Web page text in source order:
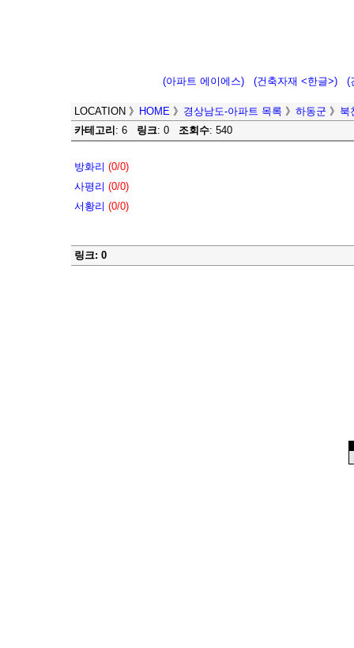
(아파트 에이에스) (건축자재 <한글>) (
LOCATION 》 HOME 》 경상남도-아파트 목록 》 하동군 》 북
카테고리 : 6 링크: 0 조회수: 540
방화리 (0/0)
사평리 (0/0)
서황리 (0/0)
링크: 0